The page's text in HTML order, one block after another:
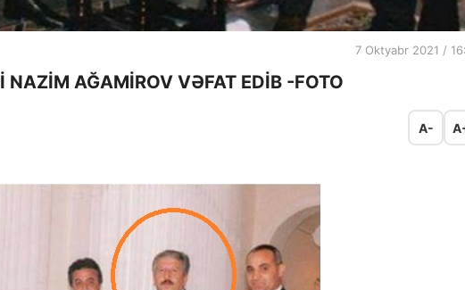
7 Oktyabr 2021 /
AĞAMİROV VƏFAT EDİB -FOTO
A-